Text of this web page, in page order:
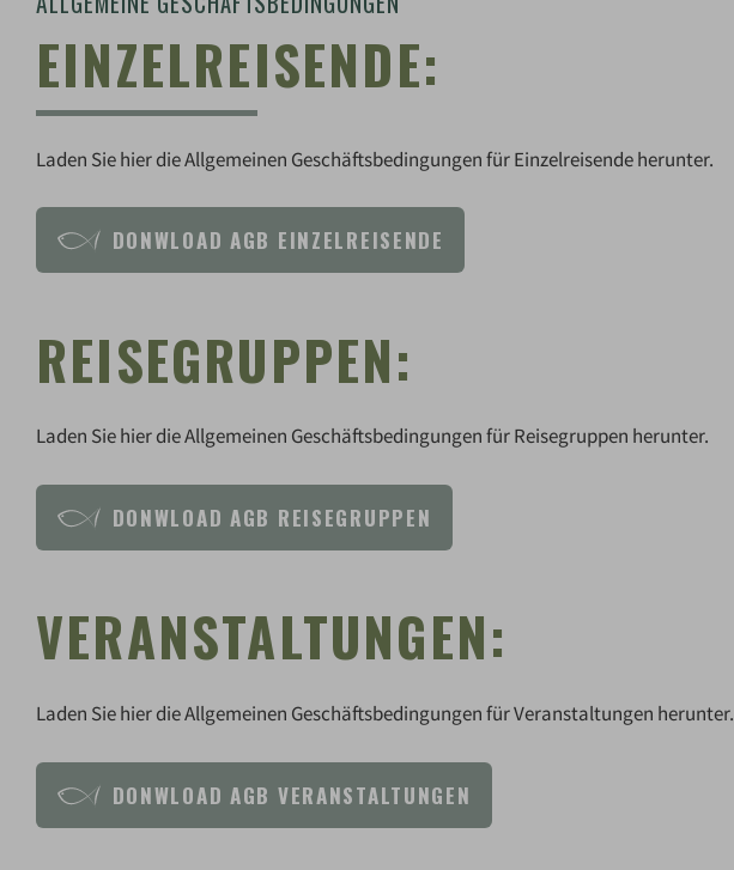
EINZELREISENDE:
Laden Sie hier die Allgemeinen Geschäftsbedingungen für Einzelreisende herunter.
DONWLOAD AGB EINZELREISENDE
REISEGRUPPEN:
Laden Sie hier die Allgemeinen Geschäftsbedingungen für Reisegruppen herunter.
DONWLOAD AGB REISEGRUPPEN
VERANSTALTUNGEN:
Laden Sie hier die Allgemeinen Geschäftsbedingungen für Veranstaltungen herunter.
DONWLOAD AGB VERANSTALTUNGEN